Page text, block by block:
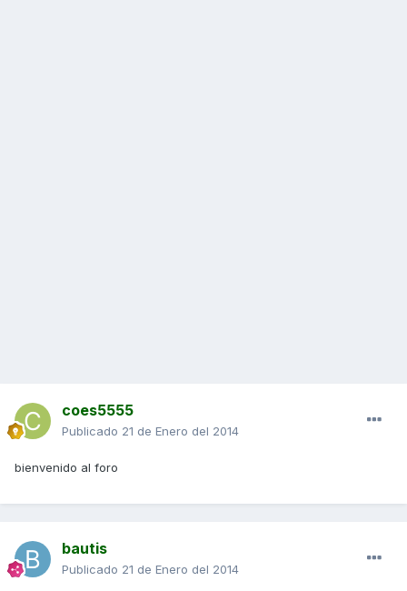
coes5555
Publicado 21 de Enero del 2014
bienvenido al foro
bautis
Publicado 21 de Enero del 2014